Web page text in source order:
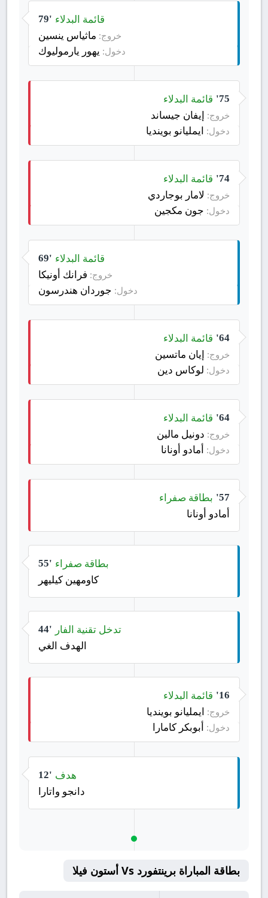
79' قائمة البدلاء
خروج: ماثياس ينسين
دخول: يهور يارموليوك
75' قائمة البدلاء
خروج: إيفان جيساند
دخول: ايمليانو بوينديا
74' قائمة البدلاء
خروج: لامار بوجاردي
دخول: جون مكجين
69' قائمة البدلاء
خروج: فرانك أونيكا
دخول: جوردان هندرسون
64' قائمة البدلاء
خروج: إيان ماتسين
دخول: لوكاس دين
64' قائمة البدلاء
خروج: دونيل مالين
دخول: أمادو أونانا
57' بطاقة صفراء
أمادو أونانا
55' بطاقة صفراء
كاومهين كيليهر
44' تدخل تقنية الفار
الهدف الغي
16' قائمة البدلاء
خروج: ايمليانو بوينديا
دخول: أبوبكر كامارا
12' هدف
دانجو واتارا
بطاقة المباراة برينتفورد Vs أستون فيلا